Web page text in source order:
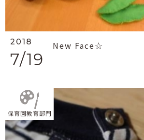
2018
7/19
New Face☆
保育園教育部門